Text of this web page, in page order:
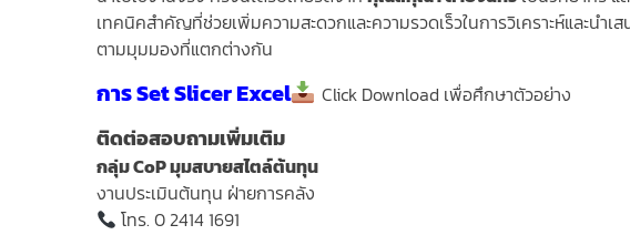
เทคนิคสำคัญที่ช่วยเพิ่มความสะดวกและความรวดเร็วในการวิเคราะห์และน
ตามมุมมองที่แตกต่างกัน
การ Set Slicer Excel Click Download เพื่อศึกษาตัวอย่าง
ติดต่อสอบถามเพิ่มเติม
กลุ่ม CoP มุมสบายสไตล์ต้นทุน
งานประเมินต้นทุน ฝ่ายการคลัง
โทร. 0 2414 1691